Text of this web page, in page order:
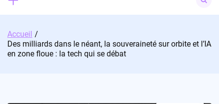
for:
Accueil
Des milliards dans le néant, la souveraineté sur orbite et l’IA
en zone floue : la tech qui se débat